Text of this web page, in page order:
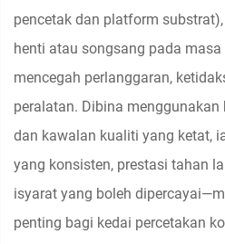
pencetak dan platform
henti atau songsang pada
mencegah perlanggaran,
peralatan. Dibina
dan kawalan kualiti yang ketat,
yang konsisten, prestasi tahan
isyarat yang boleh
penting bagi kedai percetakan